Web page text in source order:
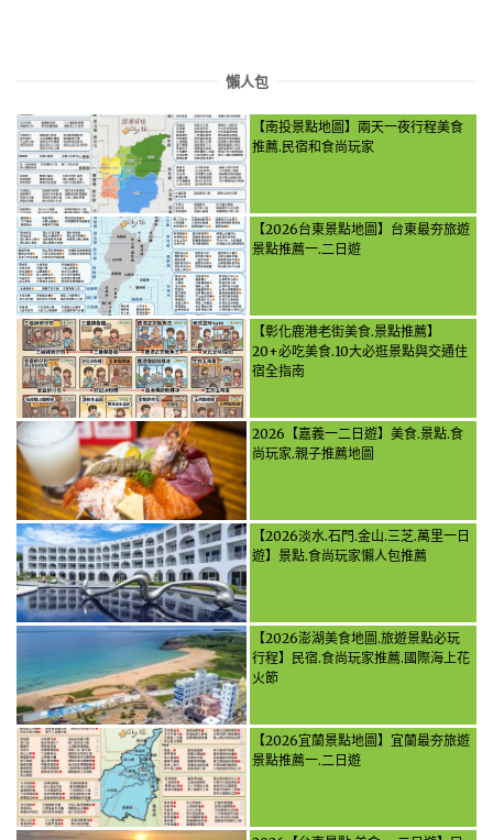
懶人包
【南投景點地圖】兩天一夜行程美食
推薦.民宿和食尚玩家
【2026台東景點地圖】台東最夯旅遊
景點推薦一.二日遊
【彰化鹿港老街美食.景點推薦】
20+必吃美食.10大必逛景點與交通住
宿全指南
2026【嘉義一二日遊】美食.景點.食
尚玩家.親子推薦地圖
【2026淡水.石門.金山.三芝.萬里一日
遊】景點.食尚玩家懶人包推薦
【2026澎湖美食地圖.旅遊景點必玩
行程】民宿.食尚玩家推薦.國際海上花
火節
【2026宜蘭景點地圖】宜蘭最夯旅遊
景點推薦一.二日遊